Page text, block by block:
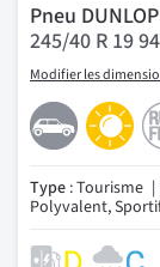
Pneu
245/40 R 19
Modifier les
Type : Tourisme
Polyvalent,